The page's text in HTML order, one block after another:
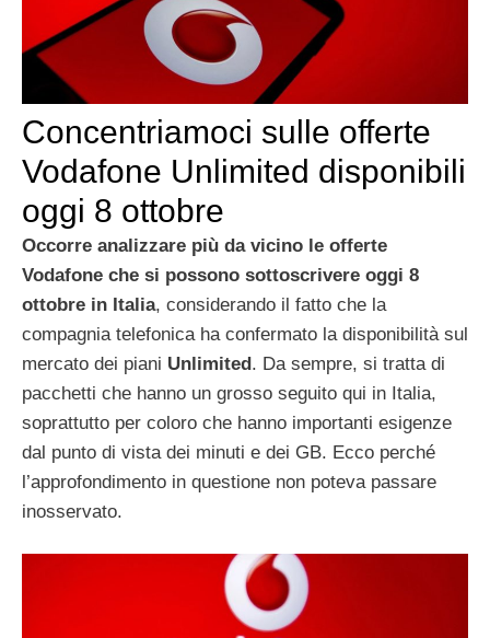
Concentriamoci sulle offerte
Vodafone Unlimited disponibili
oggi 8 ottobre
Occorre analizzare più da vicino le offerte
Vodafone che si possono sottoscrivere oggi 8
ottobre in Italia, considerando il fatto che la
compagnia telefonica ha confermato la disponibilità sul
mercato dei piani Unlimited. Da sempre, si tratta di
pacchetti che hanno un grosso seguito qui in Italia,
soprattutto per coloro che hanno importanti esigenze
dal punto di vista dei minuti e dei GB. Ecco perché
l’approfondimento in questione non poteva passare
inosservato.